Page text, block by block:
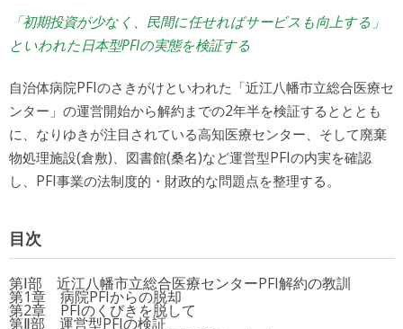
「初期投資が少なく、民間に任せればサービスも向上する」
といわれた日本型PFIの実態を検証する
自治体病院PFIのさきがけといわれた「近江八幡市立総合医療セ
ンター」の運営開始から解約までの2年半を検証するとととも
に、なりゆきが注目されている高知医療センター、そして廃棄
物処理施設(倉敷)、図書館(桑名)など運営型PFIの内実を確認
し、PFI事業の法制度的・財政的な問題点を整理する。
目次
第Ⅰ部 近江八幡市立総合医療センターPFI解約の教訓
第1章 病院PFIからの脱却
第2章 PFIのくびきを脱して
第Ⅱ部 運営型PFIの検証